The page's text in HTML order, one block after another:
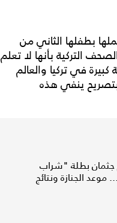
بطفلها الثاني من
التركية بأنها لا تعلم
في تركيا والعالم
ينفي هذه
جثمان بطلة "شراب
الجنازة ونتائج